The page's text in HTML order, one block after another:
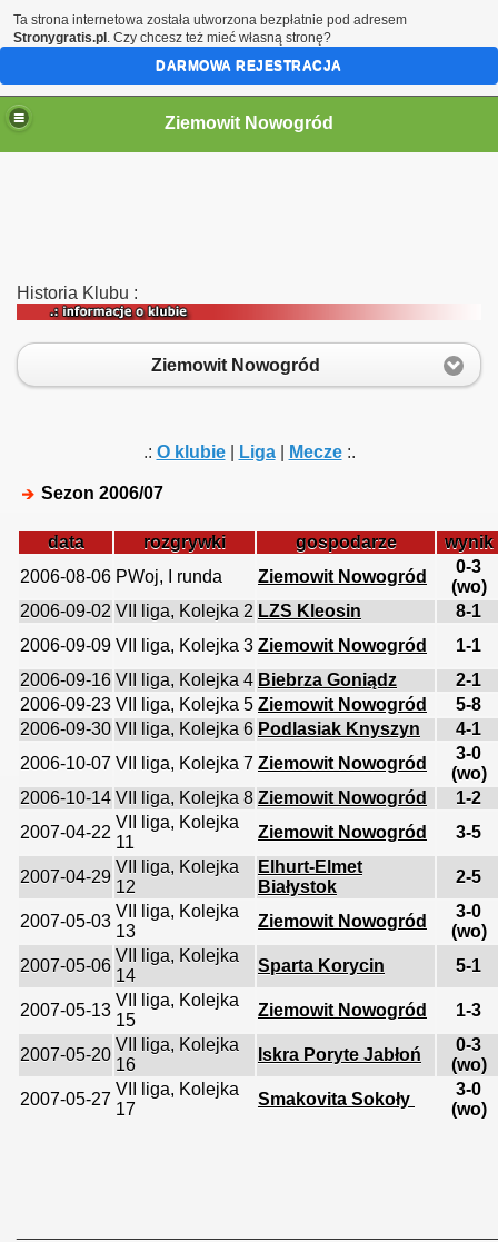
Ziemowit Nowogród
Historia Klubu :
Ziemowit Nowogród
.: O klubie| Liga| Mecze:.
Sezon 2006/07
data rozgrywki gospodarze
wynik
2006-08-06 PWoj, I runda Ziemowit Nowogród
0-3
(wo)
2006-09-02 VII liga, Kolejka 2 LZS Kleosin
8-1
2006-09-09 VII liga, Kolejka 3 Ziemowit Nowogród
1-1
2006-09-16 VII liga, Kolejka 4 Biebrza Goniądz
2-1
2006-09-23 VII liga, Kolejka 5 Ziemowit Nowogród
5-8
2006-09-30 VII liga, Kolejka 6 Podlasiak Knyszyn
4-1
2006-10-07 VII liga, Kolejka 7 Ziemowit Nowogród
3-0
(wo)
2006-10-14 VII liga, Kolejka 8 Ziemowit Nowogród
1-2
2007-04-22
VII liga, Kolejka
11
Ziemowit Nowogród 3-5
2007-04-29
VII liga, Kolejka
12
Elhurt-Elmet
Białystok
2-5
2007-05-03
VII liga, Kolejka
13
Ziemowit Nowogród
3-0
(wo)
2007-05-06
VII liga, Kolejka
14
Sparta Korycin 5-1
2007-05-13
VII liga, Kolejka
15
Ziemowit Nowogród 1-3
2007-05-20
VII liga, Kolejka
16
Iskra Poryte Jabłoń
0-3
(wo)
2007-05-27
VII liga, Kolejka
17
Smakovita Sokoły
3-0
(wo)
Ta strona internetowa została utworzona bezpłatnie pod adresem
Stronygratis.pl . Czy chcesz też mieć własną stronę?
DARMOWA REJESTRACJA